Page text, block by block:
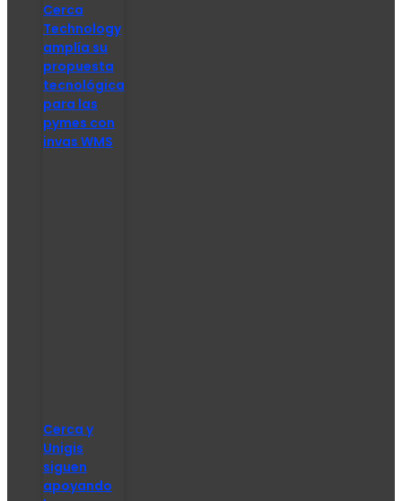
Cerca
Technology
amplía su
propuesta
tecnológica
para las
pymes con
invas WMS
Cerca y
Unigis
siguen
apoyando